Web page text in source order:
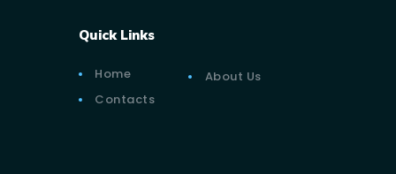
Quick Links
Home
About Us
Contacts